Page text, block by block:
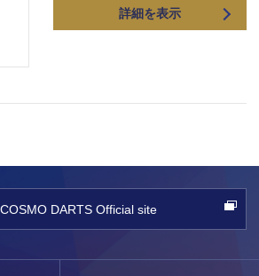
詳細を表示
COSMO DARTS Official site